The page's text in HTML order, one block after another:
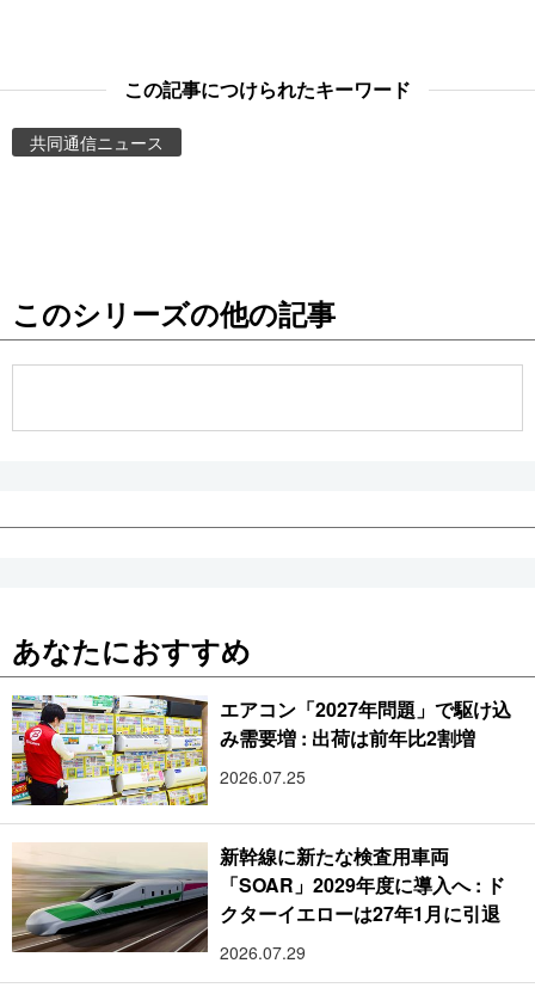
お知らせ
この記事につけられたキーワード
共同通信ニュース
このシリーズの他の記事
あなたにおすすめ
エアコン「2027年問題」で駆け込
み需要増 : 出荷は前年比2割増
2026.07.25
新幹線に新たな検査用車両
「SOAR」2029年度に導入へ : ド
クターイエローは27年1月に引退
2026.07.29